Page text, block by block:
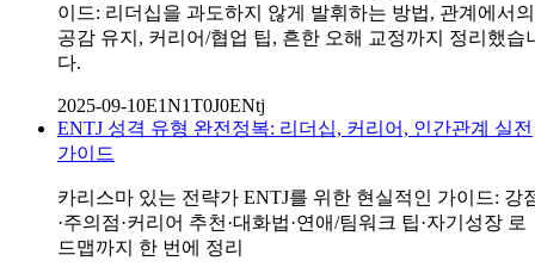
이드: 리더십을 과도하지 않게 발휘하는 방법, 관계에서의
공감 유지, 커리어/협업 팁, 흔한 오해 교정까지 정리했습
다.
2025-09-10E1N1T0J0ENtj
ENTJ 성격 유형 완전정복: 리더십, 커리어, 인간관계 실전
가이드
카리스마 있는 전략가 ENTJ를 위한 현실적인 가이드: 강
·주의점·커리어 추천·대화법·연애/팀워크 팁·자기성장 로
드맵까지 한 번에 정리